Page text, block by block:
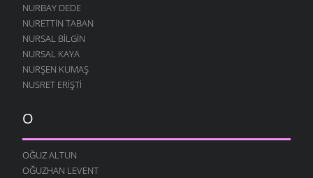
NURBAY DEDE
NURETTIN TABAN
NURSAL BILGIN
NURSAL KAYA
NURŞEN KUMAŞ
NUSRET ERIŞTI
O
OĞUZ ALTUN
OĞUZHAN LEVENT